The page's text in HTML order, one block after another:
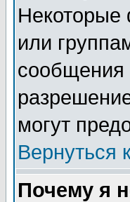
Некоторые
или
сообщения
могут
Вернуться
Почему я